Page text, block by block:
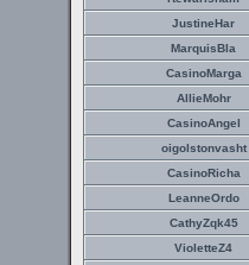
JustineHar
MarquisBla
CasinoMarga
AllieMohr
CasinoAngel
oigolstonvasht
CasinoRicha
LeanneOrdo
CathyZqk45
VioletteZ4